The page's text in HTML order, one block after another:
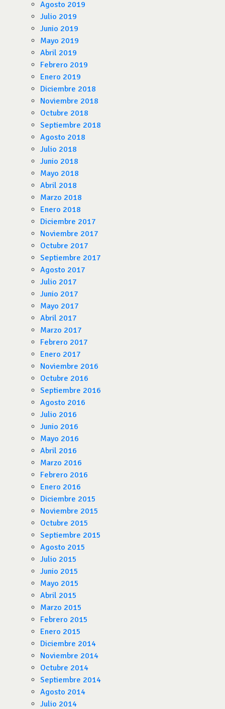
Agosto 2019
Julio 2019
Junio 2019
Mayo 2019
Abril 2019
Febrero 2019
Enero 2019
Diciembre 2018
Noviembre 2018
Octubre 2018
Septiembre 2018
Agosto 2018
Julio 2018
Junio 2018
Mayo 2018
Abril 2018
Marzo 2018
Enero 2018
Diciembre 2017
Noviembre 2017
Octubre 2017
Septiembre 2017
Agosto 2017
Julio 2017
Junio 2017
Mayo 2017
Abril 2017
Marzo 2017
Febrero 2017
Enero 2017
Noviembre 2016
Octubre 2016
Septiembre 2016
Agosto 2016
Julio 2016
Junio 2016
Mayo 2016
Abril 2016
Marzo 2016
Febrero 2016
Enero 2016
Diciembre 2015
Noviembre 2015
Octubre 2015
Septiembre 2015
Agosto 2015
Julio 2015
Junio 2015
Mayo 2015
Abril 2015
Marzo 2015
Febrero 2015
Enero 2015
Diciembre 2014
Noviembre 2014
Octubre 2014
Septiembre 2014
Agosto 2014
Julio 2014